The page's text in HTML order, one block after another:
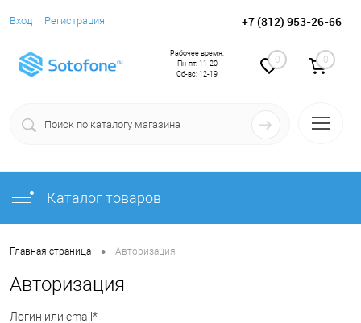
Вход Регистрация +7 (812) 953-26-66
0 0
Рабочее время:
Пн-пт: 11-20
Сб-вс: 12-19
Каталог товаров
Главная страница • Авторизация
Авторизация
Логин или email*